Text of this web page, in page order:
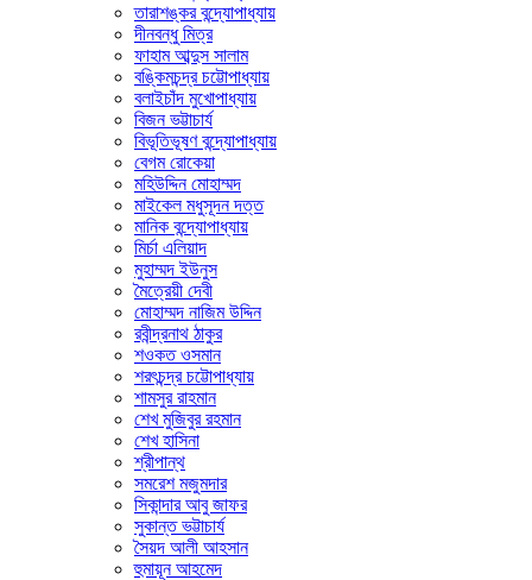
তারাশঙ্কর বন্দ্যোপাধ্যায়
দীনবন্ধু মিত্র
ফাহাম আব্দুস সালাম
বঙ্কিমচন্দ্র চট্টোপাধ্যায়
বলাইচাঁদ মুখোপাধ্যায়
বিজন ভট্টাচার্য
বিভূতিভূষণ বন্দ্যোপাধ্যায়
বেগম রোকেয়া
মহিউদ্দিন মোহাম্মদ
মাইকেল মধুসূদন দত্ত
মানিক বন্দ্যোপাধ্যায়
মির্চা এলিয়াদ
মুহাম্মদ ইউনুস
মৈত্রেয়ী দেবী
মোহাম্মদ নাজিম উদ্দিন
রবীন্দ্রনাথ ঠাকুর
শওকত ওসমান
শরৎচন্দ্র চট্টোপাধ্যায়
শামসুর রাহমান
শেখ মুজিবুর রহমান
শেখ হাসিনা
শ্রীপান্থ
সমরেশ মজুমদার
সিকান্দার আবু জাফর
সুকান্ত ভট্টাচার্য
সৈয়দ আলী আহসান
হুমায়ূন আহমেদ